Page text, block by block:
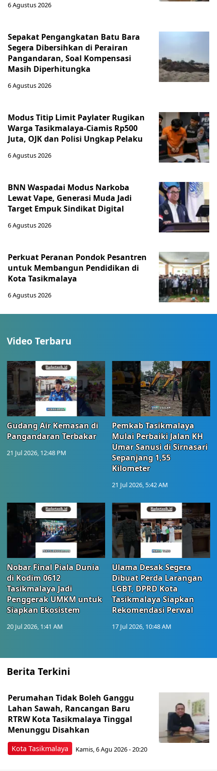
6 Agustus 2026
Sepakat Pengangkatan Batu Bara
Segera Dibersihkan di Perairan
Pangandaran, Soal Kompensasi
Masih Diperhitungka
6 Agustus 2026
Modus Titip Limit Paylater Rugikan
Warga Tasikmalaya-Ciamis Rp500
Juta, OJK dan Polisi Ungkap Pelaku
6 Agustus 2026
BNN Waspadai Modus Narkoba
Lewat Vape, Generasi Muda Jadi
Target Empuk Sindikat Digital
6 Agustus 2026
Perkuat Peranan Pondok Pesantren
untuk Membangun Pendidikan di
Kota Tasikmalaya ‎
6 Agustus 2026
Video Terbaru
Gudang Air Kemasan di
Pangandaran Terbakar
21 Jul 2026, 12:48 PM
Pemkab Tasikmalaya
Mulai Perbaiki Jalan KH
Umar Sanusi di Sirnasari
Sepanjang 1,55
Kilometer
21 Jul 2026, 5:42 AM
Nobar Final Piala Dunia
di Kodim 0612
Tasikmalaya Jadi
Penggerak UMKM untuk
Siapkan Ekosistem
20 Jul 2026, 1:41 AM
Ulama Desak Segera
Dibuat Perda Larangan
LGBT, DPRD Kota
Tasikmalaya Siapkan
Rekomendasi Perwal
17 Jul 2026, 10:48 AM
Berita Terkini
Kota Tasikmalaya
Perumahan Tidak Boleh Ganggu
Lahan Sawah, Rancangan Baru
RTRW Kota Tasikmalaya Tinggal
Menunggu Disahkan
Kamis, 6 Agu 2026 - 20:20